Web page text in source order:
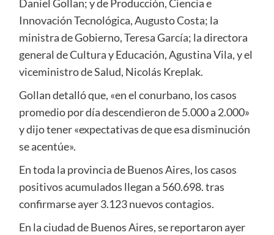
Daniel Gollan; y de Producción, Ciencia e
Innovación Tecnológica, Augusto Costa; la
ministra de Gobierno, Teresa García; la directora
general de Cultura y Educación, Agustina Vila, y el
viceministro de Salud, Nicolás Kreplak.
Gollan detalló que, «en el conurbano, los casos
promedio por día descendieron de 5.000 a 2.000»
y dijo tener «expectativas de que esa disminución
se acentúe».
En toda la provincia de Buenos Aires, los casos
positivos acumulados llegan a 560.698. tras
confirmarse ayer 3.123 nuevos contagios.
En la ciudad de Buenos Aires, se reportaron ayer